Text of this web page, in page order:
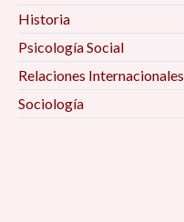
Historia
Psicología Social
Relaciones Internacionales
Sociología